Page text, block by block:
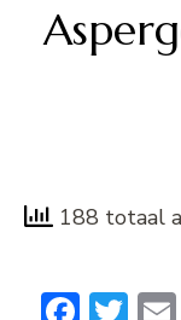
188 totaal